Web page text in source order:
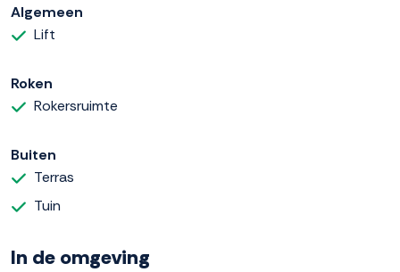
Algemeen
Lift
Roken
Rokersruimte
Buiten
Terras
Tuin
In de omgeving